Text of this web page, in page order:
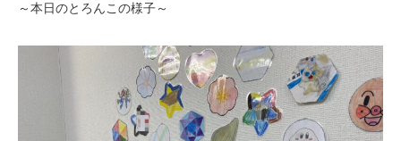
～本日のとろんこの様子～